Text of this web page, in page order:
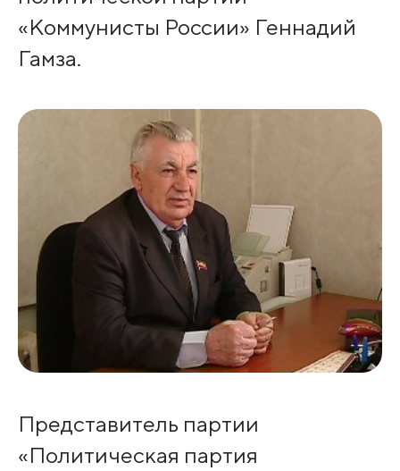
«Коммунисты России» Геннадий
Гамза.
Представитель партии
«Политическая партия